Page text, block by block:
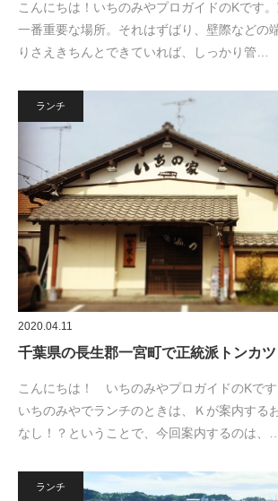
こんにちは！いちのみやプロガイドのKです。
一番重要な場所。それはずばり、壁際などの
りさえきちんとできていれば、しっかり管…
ランチ
2020.04.11
千葉県の長生郡一宮町で正統派トンカ
こんにちは！ いちのみやプロガイドのKです
いちのみやでランチのときは、Ｋが案内する
なし！？ということで、今回案内するのは、
ランチ